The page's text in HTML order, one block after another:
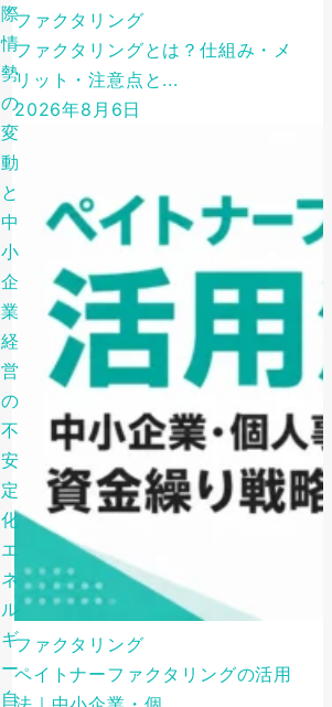
際
情
勢
の
変
動
と
中
小
企
業
経
営
の
不
安
定
化
エ
ネ
ル
ギ
ー
自
ファクタリング
ファクタリングとは？仕組み・メ
リット・注意点と...
2026年8月6日
ファクタリング
ペイトナーファクタリングの活用